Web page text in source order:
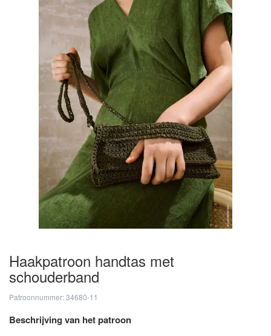
Haakpatroon handtas met
schouderband
Patroonnummer: 34680-11
Beschrijving van het patroon